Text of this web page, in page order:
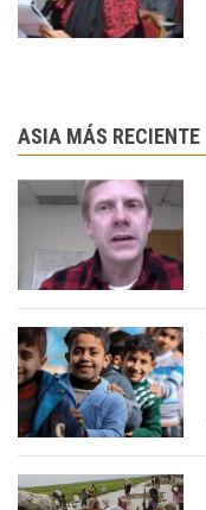
ASIA MÁS RECIENTE